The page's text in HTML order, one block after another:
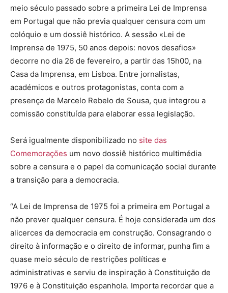
meio século passado sobre a primeira Lei de Imprensa
em Portugal que não previa qualquer censura com um
colóquio e um dossiê histórico. A sessão «Lei de
Imprensa de 1975, 50 anos depois: novos desafios»
decorre no dia 26 de fevereiro, a partir das 15h00, na
Casa da Imprensa, em Lisboa. Entre jornalistas,
académicos e outros protagonistas, conta com a
presença de Marcelo Rebelo de Sousa, que integrou a
comissão constituída para elaborar essa legislação.
Será igualmente disponibilizado no site das
Comemorações um novo dossiê histórico multimédia
sobre a censura e o papel da comunicação social durante
a transição para a democracia.
“A Lei de Imprensa de 1975 foi a primeira em Portugal a
não prever qualquer censura. É hoje considerada um dos
alicerces da democracia em construção. Consagrando o
direito à informação e o direito de informar, punha fim a
quase meio século de restrições políticas e
administrativas e serviu de inspiração à Constituição de
1976 e à Constituição espanhola. Importa recordar que a